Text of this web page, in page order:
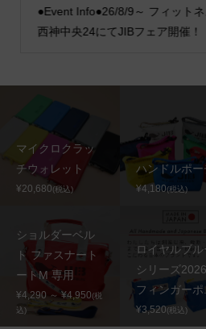
●Event Info●26/8/9～ フィット
西神中央24にてJIBフェア開催！
マイクロクラッ
チウォレット
¥20,680(税込)
ハンドルポー
¥4,180(税込)
ショルダーベル
ト ファスナート
ートM 専用
¥4,290 ～ ¥4,950(税
込)
ロイヤルブル
シリーズ
フィンガーポ
¥3,520(税込)